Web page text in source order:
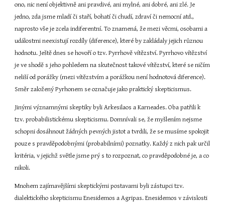
ono, nic není objektivně ani pravdivé, ani mylné, ani dobré, ani zlé. Je
jedno, zda jsme mladí či staří, bohatí či chudí, zdraví či nemocní atd.,
naprosto vše je zcela indiferentní. To znamená, že mezi věcmi, osobami a
událostmi neexistují rozdíly (diference), které by zakládaly jejich různou
hodnotu. Ještě dnes se hovoří o tzv. Pyrrhově vítězství. Pyrrhovo vítězství
je ve shodě s jeho pohledem na skutečnost takové vítězství, které se ničím
neliší od porážky (mezi vítězstvím a porážkou není hodnotová diference).
Směr založený Pyrhonem se označuje jako praktický skepticismus.
Jinými významnými skeptiky byli Arkesilaos a Karneades. Oba patřili k
tzv. probabilistickému skepticismu. Domnívali se, že myšlením nejsme
schopni dosáhnout žádných pevných jistot a tvrdili, že se musíme spokojit
pouze s pravděpodobnými (probabilními) poznatky. Každý z nich pak určil
kritéria, v jejichž světle jsme prý s to rozpoznat, co pravděpodobné je, a co
nikoli.
Mnohem zajímavějšími skeptickými postavami byli zástupci tzv.
dialektického skepticismu Enesidemos a Agripas. Enesidemos v závislosti